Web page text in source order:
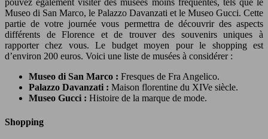
pouvez également visiter des musées moins fréquentés, tels que le
Museo di San Marco, le Palazzo Davanzati et le Museo Gucci. Cette
partie de votre journée vous permettra de découvrir des aspects
différents de Florence et de trouver des souvenirs uniques à
rapporter chez vous. Le budget moyen pour le shopping est
d’environ 200 euros. Voici une liste de musées à considérer :
Museo di San Marco : Fresques de Fra Angelico.
Palazzo Davanzati : Maison florentine du XIVe siècle.
Museo Gucci : Histoire de la marque de mode.
Shopping